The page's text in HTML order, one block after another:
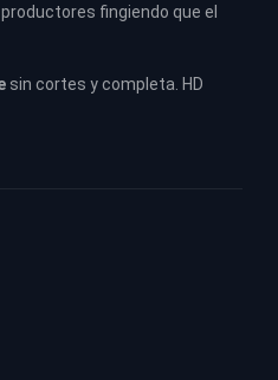
fingiendo que el
sin cortes y completa. HD